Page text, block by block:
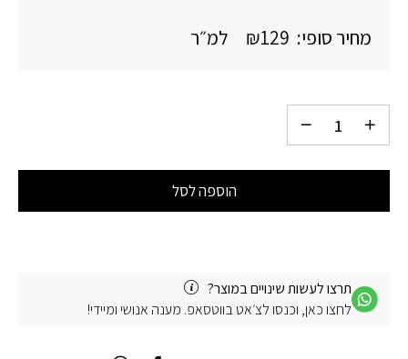
מחיר סופי: ₪129 למ״ר
הוספה לסל
תרצו לעשות שינויים במוצר?
לחצו כאן, וכנסו לצ׳אט בווטסאפ. מענה אנושי ומיידי!